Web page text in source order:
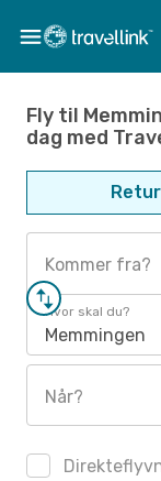
Fly til
dag med
Retur
Kommer fra?
Hvor skal du?
Memmingen
Når?